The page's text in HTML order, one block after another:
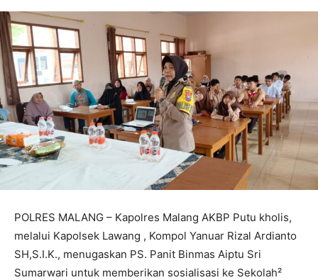
POLRES MALANG – Kapolres Malang AKBP Putu kholis,
melalui Kapolsek Lawang , Kompol Yanuar Rizal Ardianto
SH,S.I.K., menugaskan PS. Panit Binmas Aiptu Sri
Sumarwari untuk memberikan sosialisasi ke Sekolah²